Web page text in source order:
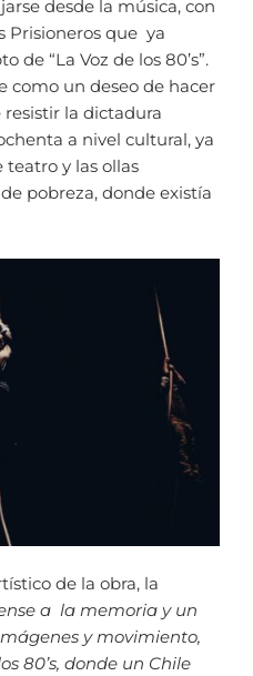
desde la música, con
Prisioneros que ya
de “La Voz de los 80’s”.
como un deseo de hacer
la dictadura
a nivel cultural, ya
teatro y las ollas
pobreza, donde existía
de la obra, la
a la memoria y un
y movimiento,
80’s, donde un Chile